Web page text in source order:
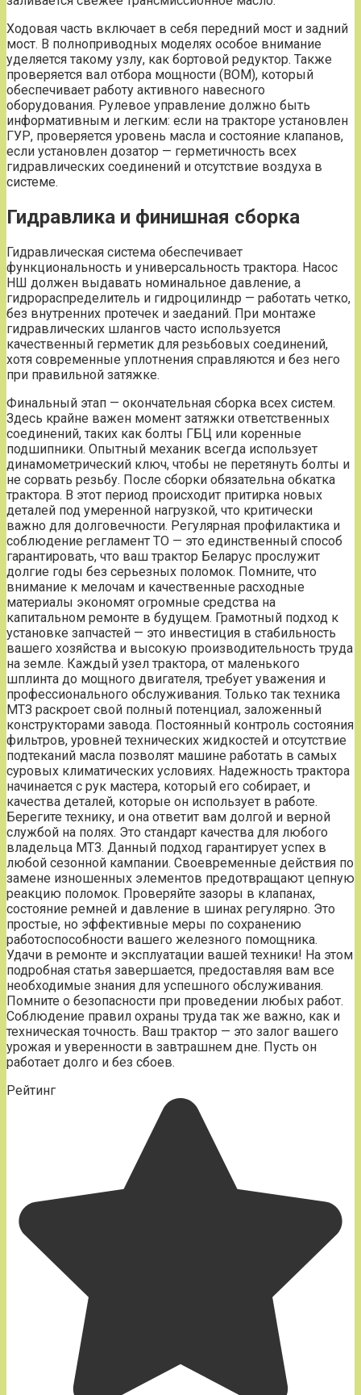
Ходовая часть включает в себя передний мост и задний
мост. В полноприводных моделях особое внимание
уделяется такому узлу, как бортовой редуктор. Также
проверяется вал отбора мощности (ВОМ), который
обеспечивает работу активного навесного
оборудования. Рулевое управление должно быть
информативным и легким: если на тракторе установлен
ГУР, проверяется уровень масла и состояние клапанов,
если установлен дозатор — герметичность всех
гидравлических соединений и отсутствие воздуха в
системе.
Гидравлика и финишная сборка
Гидравлическая система обеспечивает
функциональность и универсальность трактора. Насос
НШ должен выдавать номинальное давление, а
гидрораспределитель и гидроцилиндр — работать четко,
без внутренних протечек и заеданий. При монтаже
гидравлических шлангов часто используется
качественный герметик для резьбовых соединений,
хотя современные уплотнения справляются и без него
при правильной затяжке.
Финальный этап — окончательная сборка всех систем.
Здесь крайне важен момент затяжки ответственных
соединений, таких как болты ГБЦ или коренные
подшипники. Опытный механик всегда использует
динамометрический ключ, чтобы не перетянуть болты и
не сорвать резьбу. После сборки обязательна обкатка
трактора. В этот период происходит притирка новых
деталей под умеренной нагрузкой, что критически
важно для долговечности. Регулярная профилактика и
соблюдение регламент ТО — это единственный способ
гарантировать, что ваш трактор Беларус прослужит
долгие годы без серьезных поломок. Помните, что
внимание к мелочам и качественные расходные
материалы экономят огромные средства на
капитальном ремонте в будущем. Грамотный подход к
установке запчастей — это инвестиция в стабильность
вашего хозяйства и высокую производительность труда
на земле. Каждый узел трактора, от маленького
шплинта до мощного двигателя, требует уважения и
профессионального обслуживания. Только так техника
МТЗ раскроет свой полный потенциал, заложенный
конструкторами завода. Постоянный контроль состояния
фильтров, уровней технических жидкостей и отсутствие
подтеканий масла позволят машине работать в самых
суровых климатических условиях. Надежность трактора
начинается с рук мастера, который его собирает, и
качества деталей, которые он использует в работе.
Берегите технику, и она ответит вам долгой и верной
службой на полях. Это стандарт качества для любого
владельца МТЗ. Данный подход гарантирует успех в
любой сезонной кампании. Своевременные действия по
замене изношенных элементов предотвращают цепную
реакцию поломок. Проверяйте зазоры в клапанах,
состояние ремней и давление в шинах регулярно. Это
простые, но эффективные меры по сохранению
работоспособности вашего железного помощника.
Удачи в ремонте и эксплуатации вашей техники! На этом
подробная статья завершается, предоставляя вам все
необходимые знания для успешного обслуживания.
Помните о безопасности при проведении любых работ.
Соблюдение правил охраны труда так же важно, как и
техническая точность. Ваш трактор — это залог вашего
урожая и уверенности в завтрашнем дне. Пусть он
работает долго и без сбоев.
Рейтинг